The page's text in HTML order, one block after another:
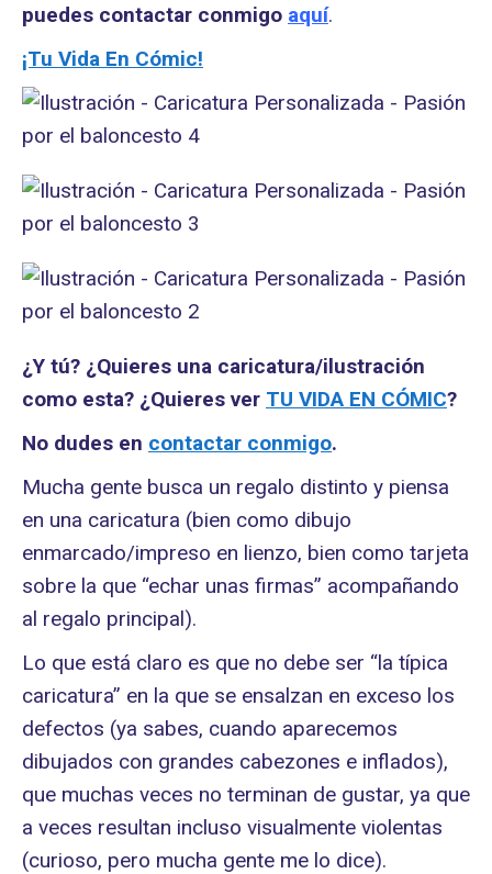
puedes contactar conmigo aquí.
¡Tu Vida En Cómic!
¿Y tú? ¿Quieres una caricatura/ilustración
como esta? ¿Quieres ver TU VIDA EN CÓMIC?
No dudes en contactar conmigo.
Mucha gente busca un regalo distinto y piensa
en una caricatura (bien como dibujo
enmarcado/impreso en lienzo, bien como tarjeta
sobre la que “echar unas firmas” acompañando
al regalo principal).
Lo que está claro es que no debe ser “la típica
caricatura” en la que se ensalzan en exceso los
defectos (ya sabes, cuando aparecemos
dibujados con grandes cabezones e inflados),
que muchas veces no terminan de gustar, ya que
a veces resultan incluso visualmente violentas
(curioso, pero mucha gente me lo dice).